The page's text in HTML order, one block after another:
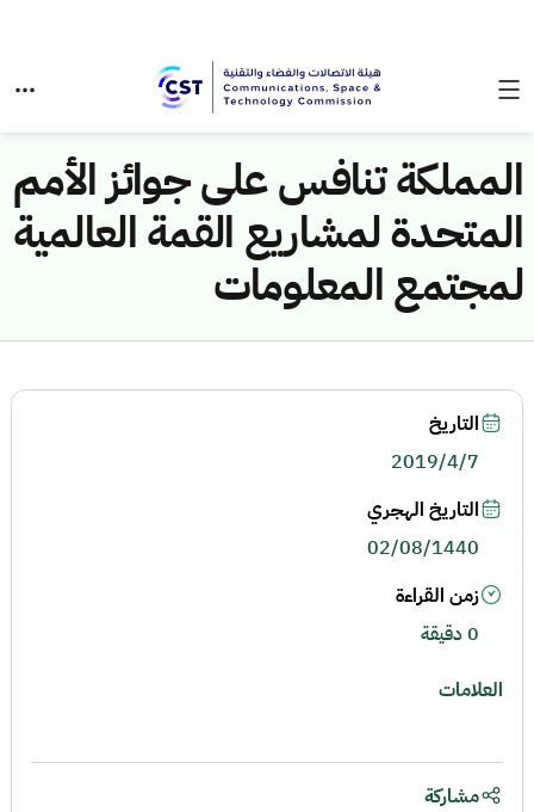
المملكة تنافس على جوائز الأمم
المتحدة لمشاريع القمة العالمية
لمجتمع المعلومات
التاريخ
2019/4/7
التاريخ الهجري
02/08/1440
زمن القراءة
0 دقيقة
العلامات
مشاركة